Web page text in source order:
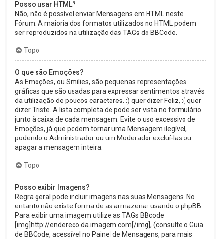
Posso usar HTML?
Não, não é possível enviar Mensagens em HTML neste
Fórum. A maioria dos formatos utilizados no HTML podem
ser reproduzidos na utilização das TAGs do BBCode.
Topo
O que são Emoções?
As Emoções, ou Smilies, são pequenas representações
gráficas que são usadas para expressar sentimentos através
da utilização de poucos caracteres. :) quer dizer Feliz, :( quer
dizer Triste. A lista completa de pode ser vista no formulário
junto à caixa de cada mensagem. Evite o uso excessivo de
Emoções, já que podem tornar uma Mensagem ilegível,
podendo o Administrador ou um Moderador excluí-las ou
apagar a mensagem inteira.
Topo
Posso exibir Imagens?
Regra geral pode incluir imagens nas suas Mensagens. No
entanto não existe forma de as armazenar usando o phpBB.
Para exibir uma imagem utilize as TAGs BBcode
[img]http://endereço.da.imagem.com[/img], (consulte o Guia
de BBCode, acessível no Painel de Mensagens, para mais